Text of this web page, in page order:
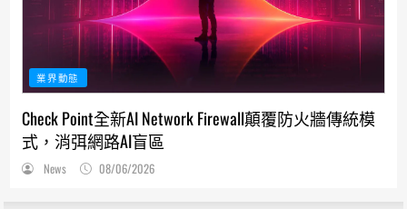
業界動態
Check Point全新AI Network Firewall顛覆防火牆傳統模
式，消弭網路AI盲區
News 08/06/2026